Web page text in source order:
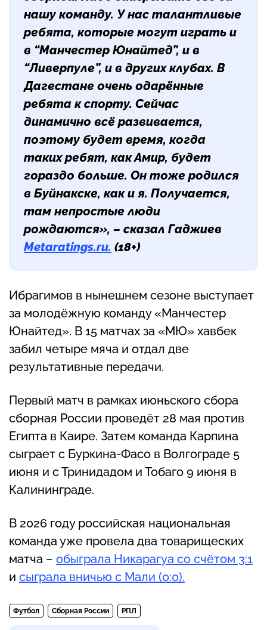
нашу команду. У нас талантливые
ребята, которые могут играть и
в “Манчестер Юнайтед”, и в
“Ливерпуле”, и в других клубах. В
Дагестане очень одарённые
ребята к спорту. Сейчас
динамично всё развивается,
поэтому будет время, когда
таких ребят, как Амир, будет
гораздо больше. Он тоже родился
в Буйнакске, как и я. Получается,
там непростые люди
рождаются», – сказал Гаджиев
Metaratings.ru. (18+)
Ибрагимов в нынешнем сезоне выступает
за молодёжную команду «Манчестер
Юнайтед». В 15 матчах за «МЮ» хавбек
забил четыре мяча и отдал две
результативные передачи.
Первый матч в рамках июньского сбора
сборная России проведёт 28 мая против
Египта в Каире. Затем команда Карпина
сыграет с Буркина-Фасо в Волгограде 5
июня и с Тринидадом и Тобаго 9 июня в
Калининграде.
В 2026 году российская национальная
команда уже провела два товарищеских
матча – обыграла Никарагуа со счётом 3:1
и сыграла вничью с Мали (0:0).
Футбол Сборная России РПЛ